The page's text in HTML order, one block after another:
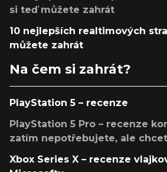
si teď můžete zahrát
10 nejlepších realtimových
můžete zahrát
Na čem si zahrát?
PlayStation 5 – recenze
PlayStation 5 Pro – recenze
zatím nepotřebujete, ale
Xbox Series X – recenze